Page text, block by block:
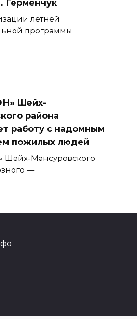
Герменчук
летней
программы
Шейх-
района
работу с надомным
пожилых людей
Шейх-Мансуровского
—